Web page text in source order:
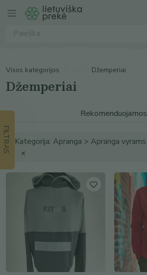
Visos kategorijos Džemperiai
Džemperiai
FILTRAS Kategorija: Apranga > Apranga
✕